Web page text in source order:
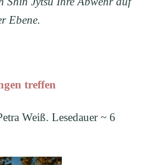
Ebene.
treffen
Weiß. Lesedauer ~ 6